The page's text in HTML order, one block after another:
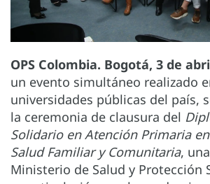
OPS Colombia. Bogotá, 3 de
un evento simultáneo realizado
universidades públicas del país,
la ceremonia de clausura del
Solidario en Atención Primaria en
Salud Familiar y Comunitaria,
Ministerio de Salud y Protección